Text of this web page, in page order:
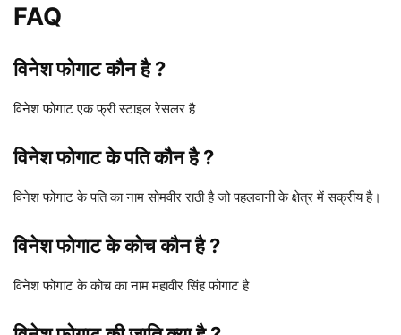
FAQ
विनेश फोगाट कौन है ?
विनेश फोगाट एक फ्री स्टाइल रेसलर है
विनेश फोगाटके पति कौन है ?
विनेश फोगाट के पति का नाम सोमवीर राठी है जो पहलवानी के क्षेत्र में सक्रीय है।
विनेश फोगाटके कोच कौन है ?
विनेश फोगाट के कोच का नाम महावीर सिंह फोगाट है